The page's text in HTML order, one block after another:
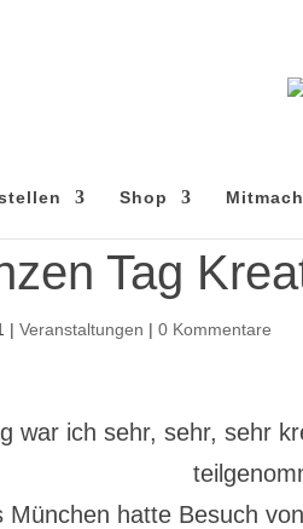
Shop
Tag
|Veranstaltungen |0 Kommentare
war ich sehr, sehr, sehr
München hatte Besuch